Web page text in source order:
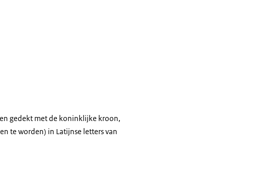
gedekt met de koninklijke kroon,
te worden) in Latijnse letters van